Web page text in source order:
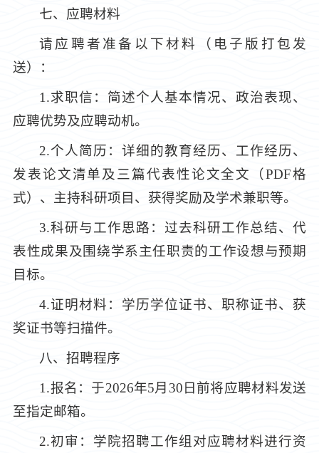
七、应聘材料
请应聘者准备以下材料（电子版打包发
送）：
1.求职信：简述个人基本情况、政治表现、
应聘优势及应聘动机。
2.个人简历：详细的教育经历、工作经历、
发表论文清单及三篇代表性论文全文（PDF格
式）、主持科研项目、获得奖励及学术兼职等。
3.科研与工作思路：过去科研工作总结、代
表性成果及围绕学系主任职责的工作设想与预期
目标。
4.证明材料：学历学位证书、职称证书、获
奖证书等扫描件。
八、招聘程序
1.报名：于2026年5月30日前将应聘材料发送
至指定邮箱。
2.初审：学院招聘工作组对应聘材料进行资